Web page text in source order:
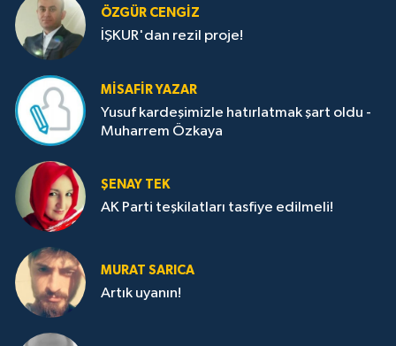
ÖZGÜR CENGIZ
İŞKUR'dan rezil proje!
MISAFIR YAZAR
Yusuf kardeşimizle hatırlatmak şart oldu -
Muharrem Özkaya
ŞENAY TEK
AK Parti teşkilatları tasfiye edilmeli!
MURAT SARICA
Artık uyanın!